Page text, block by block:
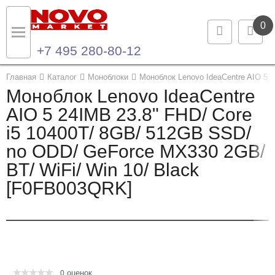
0
+7 495 280-80-12
Главная Каталог Моноблоки Моноблок Lenovo IdeaCentre AIO 5
Моноблок Lenovo IdeaCentre
AIO 5 24IMB 23.8" FHD/ Core
i5 10400T/ 8GB/ 512GB SSD/
no ODD/ GeForce MX330 2GB/
BT/ WiFi/ Win 10/ Black
[F0FB003QRK]
0 оценок
Назад
Каталог продукции
Ноутбуки и ультрабуки
Компьютеры
Моноблоки
Назад
Контакты
Контактная информация